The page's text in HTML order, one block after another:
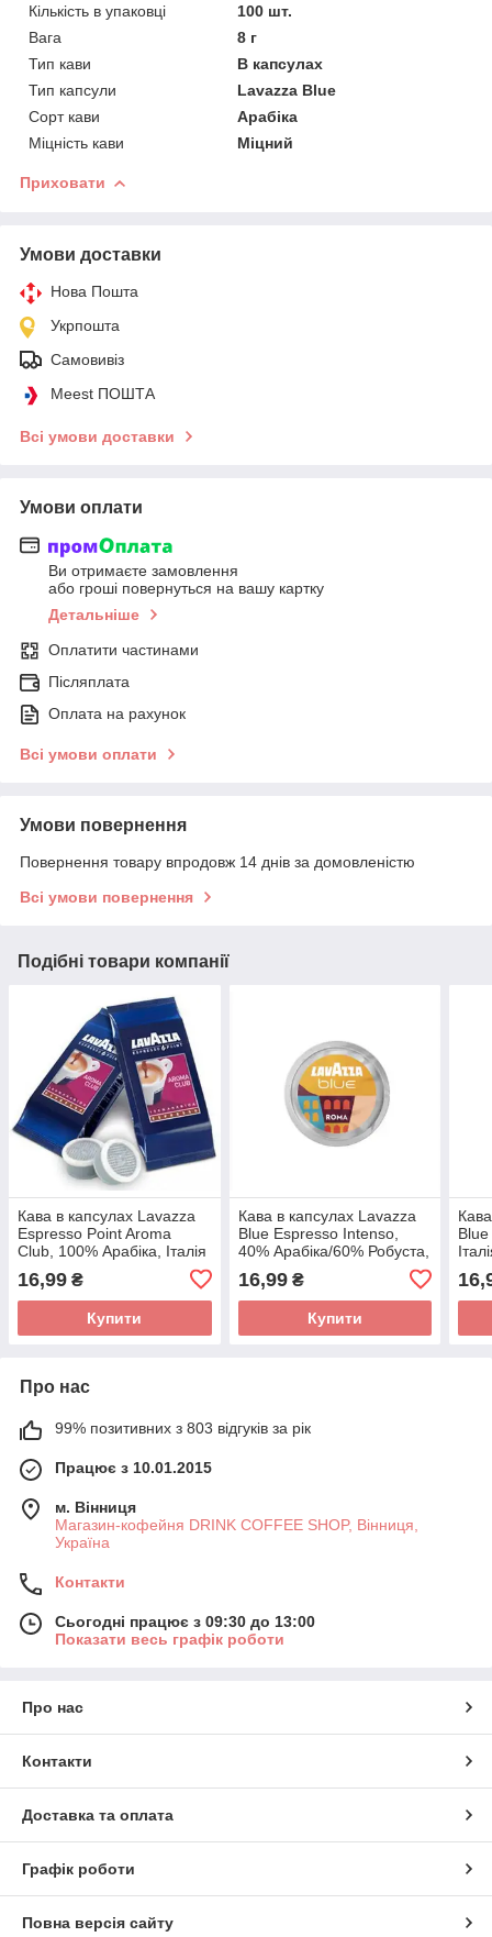
Кількість в упаковці
100 шт.
Вага
8 г
Тип кави
В капсулах
Тип капсули
Lavazza Blue
Сорт кави
Арабіка
Міцність кави
Міцний
Приховати
Умови доставки
Нова Пошта
Укрпошта
Самовивіз
Meest ПОШТА
Всі умови доставки
Умови оплати
Ви отримаєте замовлення
або гроші повернуться на вашу картку
Детальніше
Оплатити частинами
Післяплата
Оплата на рахунок
Всі умови оплати
Умови повернення
Повернення товару впродовж 14 днів за домовленістю
Всі умови повернення
Подібні товари компанії
Кава в капсулах Lavazza
Espresso Point Aroma
Club, 100% Арабіка, Італія
16,99 ₴
Купити
Кава в капсулах Lavazza
Blue Espresso Intenso,
40% Арабіка/60% Робуста,
16,99₴
Купити
Про нас
99% позитивних з 803 відгуків за рік
Працює з 10.01.2015
м. Вінниця
Магазин-кофейня DRINK COFFEE SHOP, Вінниця,
Україна
Контакти
Сьогодні працює з 09:30 до 13:00
Показати весь графік роботи
Про нас
Контакти
Доставка та оплата
Графік роботи
Повна версія сайту